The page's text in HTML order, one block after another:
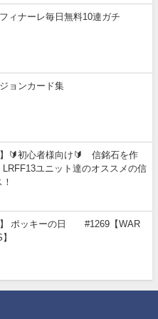
ィナーレ毎日無料10連ガチ
ョンカード集
】🔰初心者様向け🔰 信銘石を作
ユニット達のオススメの信
】 ポッキーの日 #1269【WAR